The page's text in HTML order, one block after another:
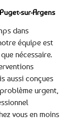
sur-Argens
dans
équipe est
nécessaire.
aussi conçues
urgent,
vous en moins